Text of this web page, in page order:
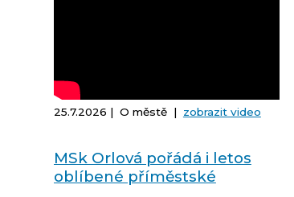
25.7.2026 | O městě | zobrazit video
MSk Orlová pořádá i letos
oblíbené příměstské